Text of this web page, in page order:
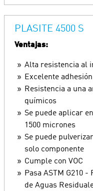
PLASITE 4500 S
Ventajas:
Alta resistencia al
Excelente
Resistencia a una
químicos
Se puede aplicar
1500 micrones
Se puede
solo componente
Cumple con VOC
Pasa ASTM G210
de Aguas